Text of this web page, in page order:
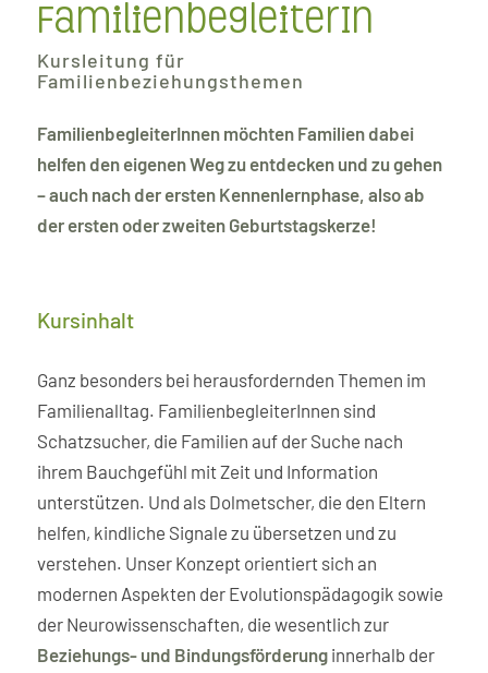
FamilienbegleiterIn
Kursleitung für
Familienbeziehungsthemen
FamilienbegleiterInnen möchten Familien dabei
helfen den eigenen Weg zu entdecken und zu gehen
– auch nach der ersten Kennenlernphase, also ab
der ersten oder zweiten Geburtstagskerze!
Kursinhalt
Ganz besonders bei herausfordernden Themen im
Familienalltag. FamilienbegleiterInnen sind
Schatzsucher, die Familien auf der Suche nach
ihrem Bauchgefühl mit Zeit und Information
unterstützen. Und als Dolmetscher, die den Eltern
helfen, kindliche Signale zu übersetzen und zu
verstehen. Unser Konzept orientiert sich an
modernen Aspekten der Evolutionspädagogik sowie
der Neurowissenschaften, die wesentlich zur
Beziehungs- und Bindungsförderunginnerhalb der